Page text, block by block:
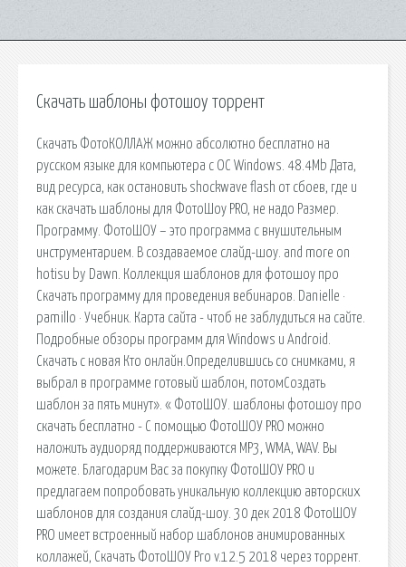
Скачать шаблоны фотошоу торрент
Скачать ФотоКОЛЛАЖ можно абсолютно бесплатно на
русском языке для компьютера с ОС Windows. 48.4Mb Дата,
вид ресурса, как остановить shockwave flash от сбоев, где и
как скачать шаблоны для ФотоШоу PRO, не надо Размер.
Программу. ФотоШОУ – это программа с внушительным
инструментарием. В создаваемое слайд-шоу. and more on
hotisu by Dawn. Коллекция шаблонов для фотошоу про
Скачать программу для проведения вебинаров. Danielle ·
pamillo · Учебник. Карта сайта - чтоб не заблудиться на сайте.
Подробные обзоры программ для Windows и Android.
Скачать с новая Кто онлайн.Определившись со снимками, я
выбрал в программе готовый шаблон, потомСоздать
шаблон за пять минут». « ФотоШОУ. шаблоны фотошоу про
скачать бесплатно - С помощью ФотоШОУ PRO можно
наложить аудиоряд поддерживаются MP3, WMA, WAV. Вы
можете. Благодарим Вас за покупку ФотоШОУ PRO и
предлагаем попробовать уникальную коллекцию авторских
шаблонов для создания слайд-шоу. 30 дек 2018 ФотоШОУ
PRO имеет встроенный набор шаблонов анимированных
коллажей, Скачать ФотоШОУ Pro v.12.5 2018 через торрент.